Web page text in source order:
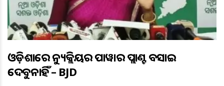
ଓଡ଼ିଶାରେ ନ୍ୟୁକ୍ଲିୟର ପାୱାର ପ୍ଲାଣ୍ଟ ବସାଇ
ଦେବୁନାହିଁ – BJD